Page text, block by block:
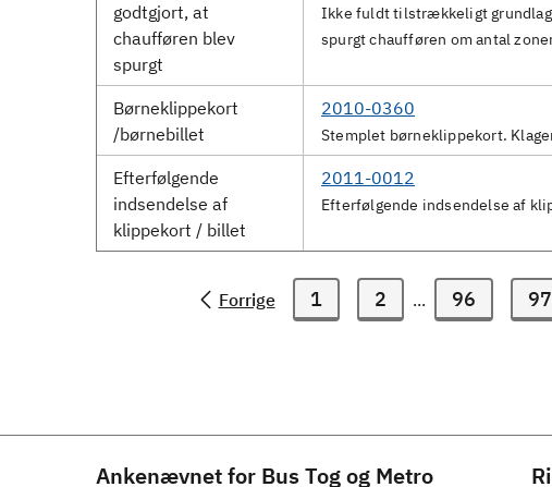
godtgjort, at
chaufføren blev
spurgt
Ikke fuldt tilstrækkeligt grundlag
spurgt chaufføren om antal
Børneklippekort
/børnebillet
2010-0360
Stemplet børneklippekort.
Efterfølgende
indsendelse af
klippekort / billet
2011-0012
Efterfølgende indsendelse af
Forrige 1 2 ... 96 97
Ankenævnet for Bus Tog og Metro